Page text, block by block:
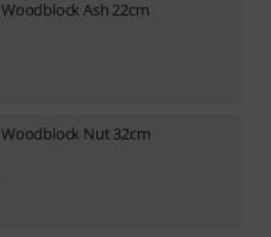
Woodblock Ash 22cm
Woodblock Nut 32cm